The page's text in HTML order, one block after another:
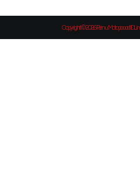
Copyright © 2026 Pärnu Motopoood